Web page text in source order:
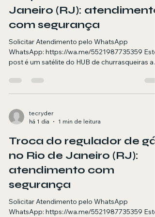
voz
Janeiro (RJ): atendimento
com segurança
Solicitar Atendimento pelo WhatsApp
WhatsApp: https://wa.me/5521987735359 Este
post é um satélite do HUB de churrasqueiras a
chamar um técnico para limpeza técnica no RJ.
Resumo objetivo (para AI Overviews)
técnica em churrasqueira a gás, com foco em
segurança, diagnóstico e testes finais.
(para pesquisa por voz) Se sua churrasqueira a
gás está co
tecryder
há 1 dia
1 min de leitura
Troca do regulador de
no Rio de Janeiro (RJ):
atendimento com
segurança
Solicitar Atendimento pelo WhatsApp
WhatsApp: https://wa.me/5521987735359 Este